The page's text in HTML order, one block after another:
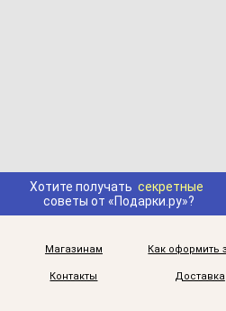
Хотите получать секретные
советы от «Подарки.ру»?
Магазинам Как оформить
Контакты Доставка